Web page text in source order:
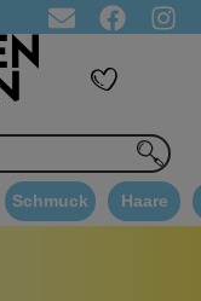
Bestellung ☁
Schmuck Haare